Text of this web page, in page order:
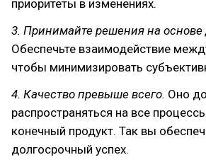
приоритеты в изменениях.
3. Принимайте решения на
Обеспечьте взаимодействие
чтобы минимизировать
4. Качество превыше всего. Оно
распространяться на все
конечный продукт. Так вы
долгосрочный успех.